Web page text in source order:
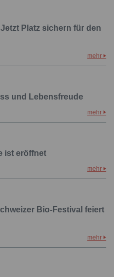
Platz sichern für den
mehr
und Lebensfreude
mehr
ist eröffnet
mehr
Bio-Festival feiert
mehr